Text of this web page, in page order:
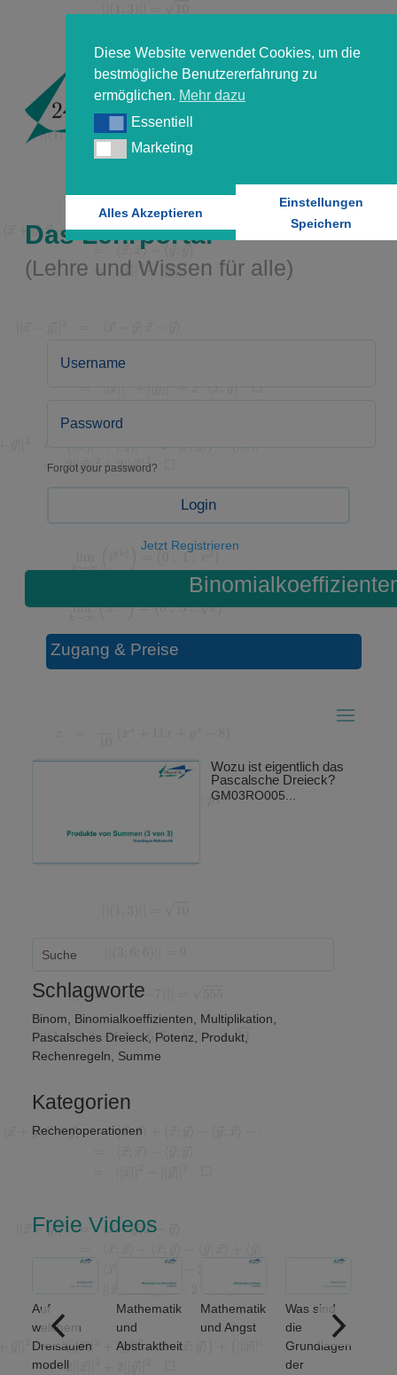
Diese Website verwendet Cookies, um die
bestmögliche Benutzererfahrung zu
ermöglichen. Mehr dazu
EssentiellEssentiell
MarketingMarketing
Alles Akzeptieren
Einstellungen
Speichern
Das Lehrportal
(Lehre und Wissen für alle)
Forgot your password?
Login
Jetzt Registrieren
Zugang & Preise
Wozu ist eigentlich das
Pascalsche Dreieck?
GM03RO005...
Schlagworte
Binom Binomialkoeffizienten Multiplikation
Pascalsches Dreieck, Potenz Produkt,
Rechenregeln
Summe
Kategorien
Rechenoperationen
Freie Videos
Auf
welchem
Dreisäulen
modell
Mathematik
und
Abstraktheit
Mathematik
und Angst
Was sind
die
Grundlagen
der